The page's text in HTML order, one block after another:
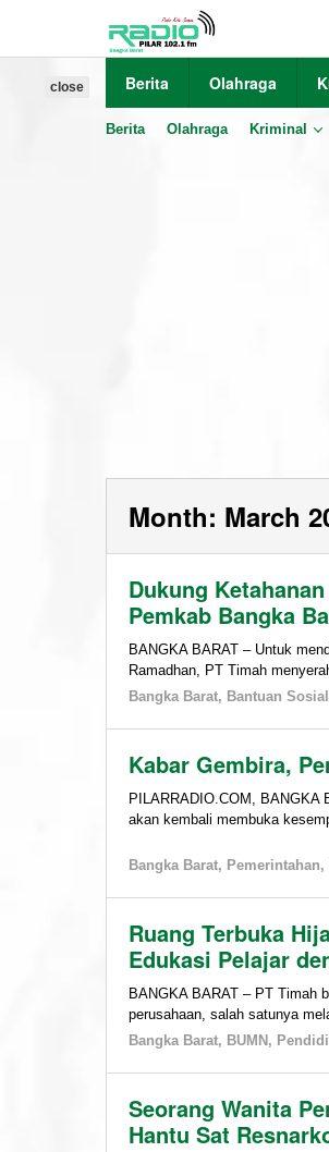
content
Berita Olahraga
Berita Olahraga Kriminal
close
Month: March
Dukung
Pemkab Bangka
BANGKA BARAT – Untuk
Ramadhan, PT Timah
Bangka Barat, Bantuan Sosial
Kabar Gembira,
PILARRADIO.COM, BANGKA
akan kembali membuka
Bangka Barat, Pemerintahan,
Ruang Terbuka
Edukasi Pelajar
BANGKA BARAT – PT Timah
perusahaan, salah satunya
Bangka Barat, BUMN ,
Seorang Wanita
Hantu Sat